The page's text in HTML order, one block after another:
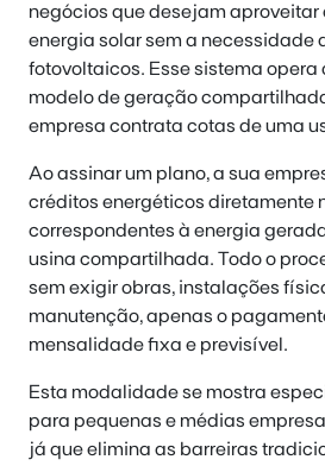
negócios que desejam aproveitar
energia solar sem a necessidade
fotovoltaicos. Esse sistema opera
modelo de geração
empresa contrata cotas de uma
Ao assinar um plano, a sua
créditos energéticos diretamente
correspondentes à energia
usina compartilhada. Todo o
sem exigir obras, instalações
manutenção, apenas o
mensalidade fixa e previsível.
Esta modalidade se mostra
para pequenas e médias
já que elimina as barreiras